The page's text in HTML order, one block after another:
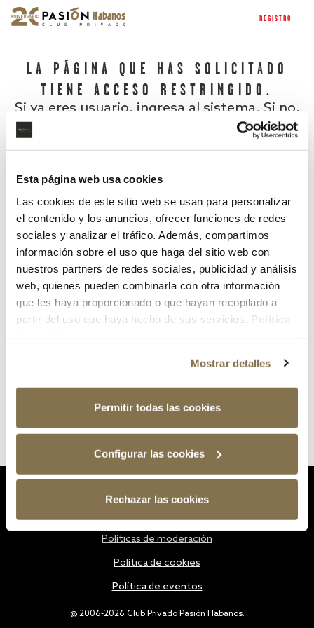
Esta página web usa cookies
Las cookies de este sitio web se usan para personalizar
el contenido y los anuncios, ofrecer funciones de redes
sociales y analizar el tráfico. Además, compartimos
información sobre el uso que haga del sitio web con
nuestros partners de redes sociales, publicidad y análisis
web, quienes pueden combinarla con otra información
que les haya proporcionado o que hayan recopilado a
partir del uso que haya hecho de sus servicios. Política
Mostrar detalles
Permitir todas las cookies
Configurar las cookies
Rechazar las cookies
REGISTRO
LA PÁGINA QUE HAS SOLICITADO
TIENE ACCESO RESTRINGIDO.
Si ya eres usuario, ingresa al sistema. Si no,
¿Has olvidado tu contraseña?
@ 2006-2026 Club Privado Pasión Habanos.
Políticas de moderación
Política de cookies
Política de eventos